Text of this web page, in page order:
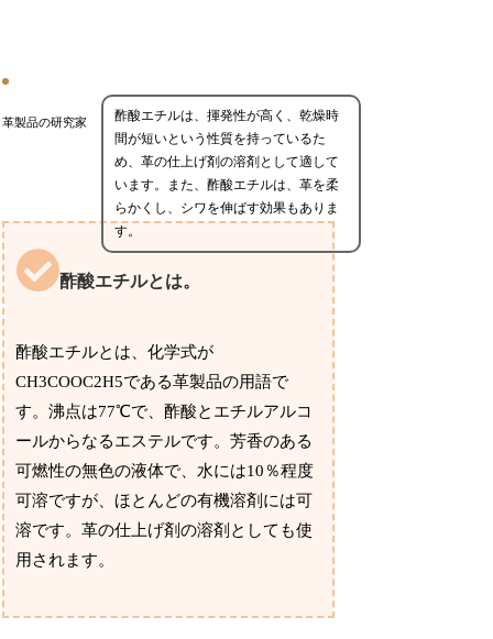
革製品の研究家
酢酸エチルは、揮発性が高く、乾燥時
間が短いという性質を持っているた
め、革の仕上げ剤の溶剤として適して
います。また、酢酸エチルは、革を柔
らかくし、シワを伸ばす効果もありま
す。
酢酸エチルとは。
酢酸エチルとは、化学式が
CH3COOC2H5である革製品の用語で
す。沸点は77℃で、酢酸とエチルアルコ
ールからなるエステルです。芳香のある
可燃性の無色の液体で、水には10％程度
可溶ですが、ほとんどの有機溶剤には可
溶です。革の仕上げ剤の溶剤としても使
用されます。